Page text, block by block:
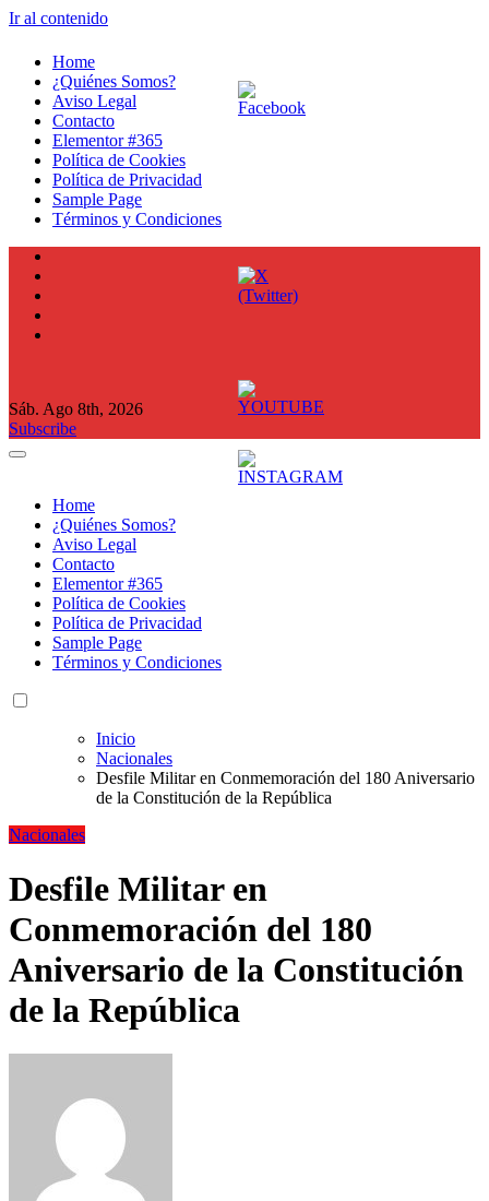
Ir al contenido
Home
¿Quiénes Somos?
Aviso Legal
Contacto
Elementor #365
Política de Cookies
Política de Privacidad
Sample Page
Términos y Condiciones
Sáb. Ago 8th, 2026
Subscribe
Home
¿Quiénes Somos?
Aviso Legal
Contacto
Elementor #365
Política de Cookies
Política de Privacidad
Sample Page
Términos y Condiciones
Inicio
Nacionales
Desfile Militar en Conmemoración del 180 Aniversario
de la Constitución de la República
Nacionales
Desfile Militar en
Conmemoración del 180
Aniversario de la Constitución
de la República